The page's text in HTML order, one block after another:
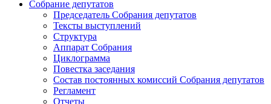
Собрание депутатов
Председатель Собрания депутатов
Тексты выступлений
Структура
Аппарат Собрания
Циклограмма
Повестка заседания
Состав постоянных комиссий Собрания депутатов
Регламент
Отчеты